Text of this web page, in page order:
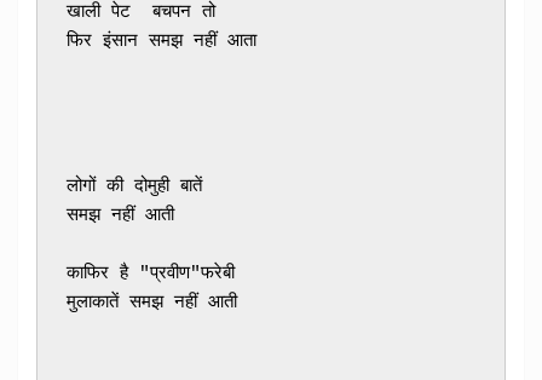
खाली पेट  बचपन तो
फिर इंसान समझ नहीं आता
लोगों की दोमुही बातें
समझ नहीं आती
काफिर है "प्रवीण"फरेबी
मुलाकातें समझ नहीं आती